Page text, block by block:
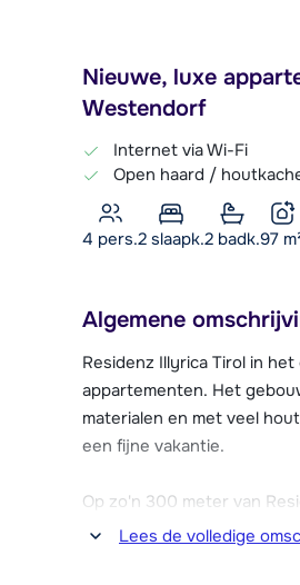
Nieuwe, luxe
Westendorf
Internet via Wi-Fi
Open haard /
4 pers.2 slaapk.2 badk.97
Algemene
Residenz Illyrica Tirol in
appartementen. Het
materialen en met veel
een fijne vakantie.
Op zo'n 300 meter van
sleeplift. Hier bevindt zich
Lees de volledige